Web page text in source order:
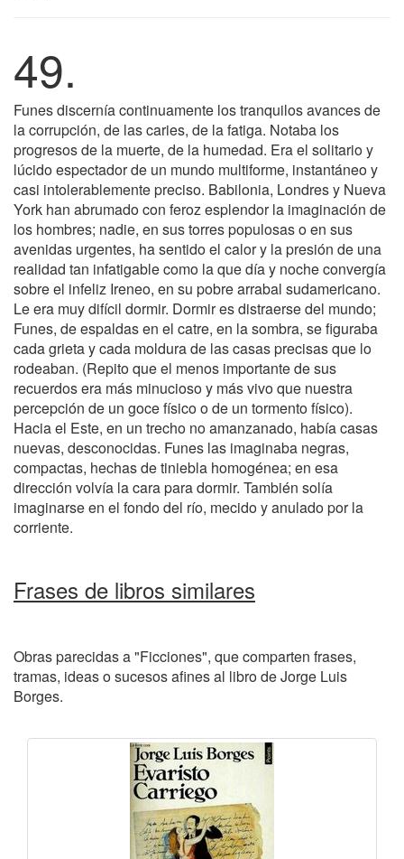
49.
Funes discernía continuamente los tranquilos avances de
la corrupción, de las caries, de la fatiga. Notaba los
progresos de la muerte, de la humedad. Era el solitario y
lúcido espectador de un mundo multiforme, instantáneo y
casi intolerablemente preciso. Babilonia, Londres y Nueva
York han abrumado con feroz esplendor la imaginación de
los hombres; nadie, en sus torres populosas o en sus
avenidas urgentes, ha sentido el calor y la presión de una
realidad tan infatigable como la que día y noche convergía
sobre el infeliz Ireneo, en su pobre arrabal sudamericano.
Le era muy difícil dormir. Dormir es distraerse del mundo;
Funes, de espaldas en el catre, en la sombra, se figuraba
cada grieta y cada moldura de las casas precisas que lo
rodeaban. (Repito que el menos importante de sus
recuerdos era más minucioso y más vivo que nuestra
percepción de un goce físico o de un tormento físico).
Hacia el Este, en un trecho no amanzanado, había casas
nuevas, desconocidas. Funes las imaginaba negras,
compactas, hechas de tiniebla homogénea; en esa
dirección volvía la cara para dormir. También solía
imaginarse en el fondo del río, mecido y anulado por la
corriente.
Frases de libros similares
Obras parecidas a "Ficciones", que comparten frases,
tramas, ideas o sucesos afines al libro de Jorge Luis
Borges.